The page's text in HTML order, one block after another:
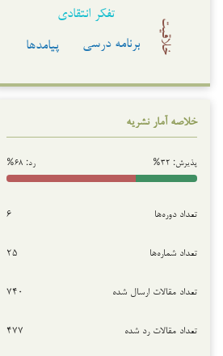
تفکر انتقادی
برنامه درسی خلاقیت پیامدها
خلاصه آمار نشریه
پذیرش: ۳۲% رد: ۶۸%
تعداد دوره‌ها ۶
تعداد شماره‌ها ۲۵
تعداد مقالات ارسال شده ۷۴۰
تعداد مقالات رد شده ۴۷۷